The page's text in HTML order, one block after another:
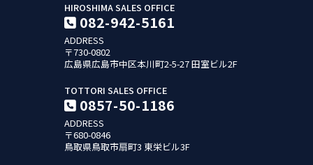
HIROSHIMA SALES OFFICE
082-942-5161
ADDRESS
〒730-0802
広島県広島市中区本川町2-5-27田室ビル2F
TOTTORI SALES OFFICE
0857-50-1186
ADDRESS
〒680-0846
鳥取県鳥取市扇町3 東栄ビル3F